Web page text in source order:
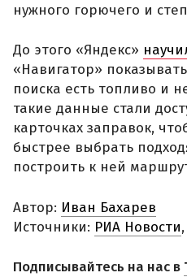
нужного горючего и
До этого «Яндекс»
«Навигатор»
поиска есть топливо и
такие данные стали
карточках заправок,
быстрее выбрать
построить к ней
Автор: Иван Бахарев
Источники: РИА Новости,
Подписывайтесь на нас в